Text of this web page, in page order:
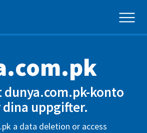
dunya.com.pk-konto
uppgifter.
a data deletion or access